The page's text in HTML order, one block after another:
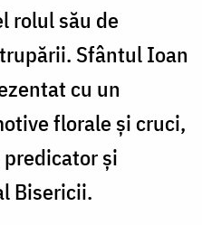
rolul său de
Sfântul Ioan
cu un
florale și cruci,
și
Bisericii.